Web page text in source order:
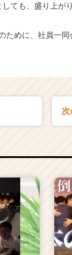
r）
ても、盛り上が
ために、社員一
次